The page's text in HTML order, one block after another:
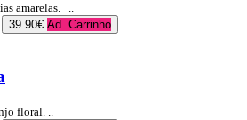
amarelas. ..
39.90€ Ad. Carrinho
floral. ..